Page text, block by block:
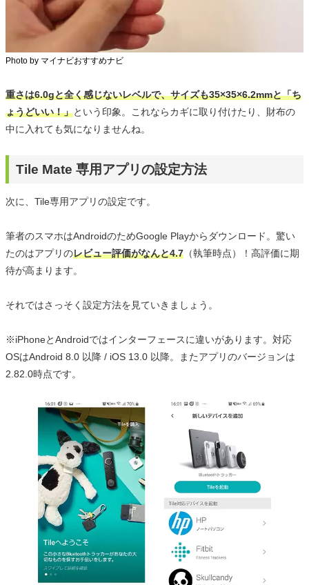
Photo by マイナビおすすめナビ
重さは6.0gと全く感じないレベルで、サイズも35×35×6.2mmと「ち
ょうどいい！」という印象。これならカギに取り付けたり、財布の
中に入れても気になりませんね。
Tile Mate 専用アプリの設定方法
次に、Tile専用アプリの設定です。
筆者のスマホはAndroidのためGoogle Playからダウンロード。驚い
たのはアプリのレビュー評価がなんと4.7 （執筆時点）！高評価に期
待が高まります。
それではさっそく設定方法を見ていきましょう。
※iPhoneとAndroidではインターフェースに違いがあります。対応
OSはAndroid 8.0 以降 / iOS 13.0 以降。またアプリのバージョンは
2.82.0時点です。